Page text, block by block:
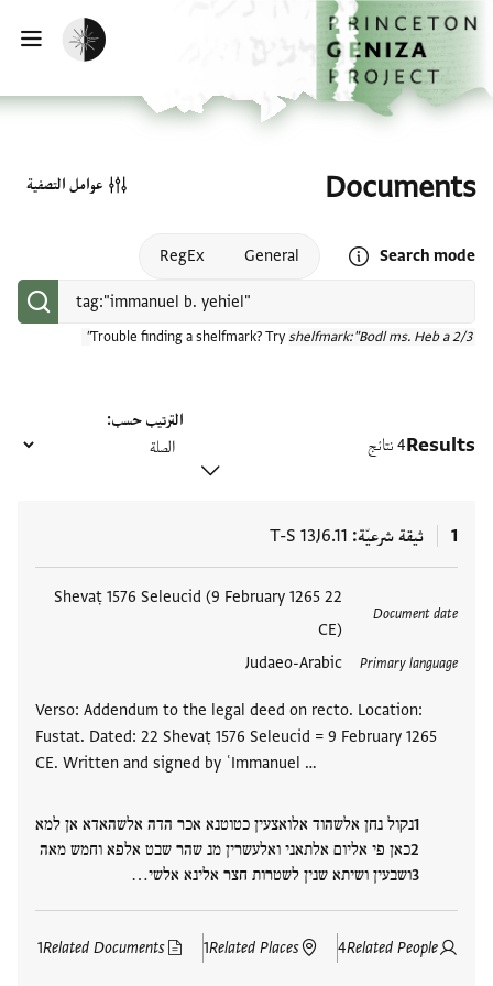
تخطي إلى المحتوى الرئيسي
الصفحة الرئيسية
تفعيل الوضع المظلم
Documents
Search mode
Open search mode help
General
RegEx
Trouble finding a shelfmark? Try shelfmark:"Bodl ms. Heb a 2/3"
عوامل التصفية
Results4 نتائج
الترتيب حسب
1 ثيقة شرعيّة T-S 13J6.11
Document date
22 Shevaṭ 1576 Seleucid (9 February 1265
CE)
Primary language
Judaeo-Arabic
Verso: Addendum to the legal deed on recto. Location:
Fustat. Dated: 22 Shevaṭ 1576 Seleucid = 9 February 1265
CE. Written and signed by ʿImmanuel …
נקול נחן אלשהוד אלואצעין כטוטנא אכר הדה אלשהאדא אן למא
כאן פי אליום אלתאני ואלעשרין מנ שהר שבט אלפא וחמש מאה
ושבעין ושיתא שנין לשטרות חצר אלינא אלשי…
Related People
4
Related Places
1
Related Documents
1